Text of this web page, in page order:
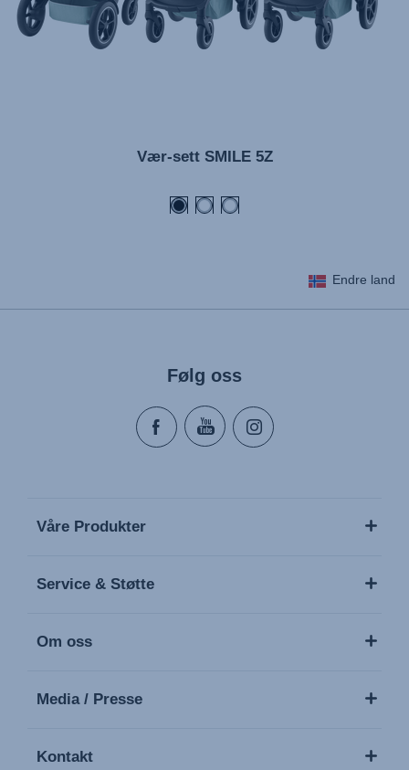
Инструкция за ползване (Български език)
Upute za uporabu (Hrvatski jezik)
Kasutusjuhend (Eesti keel)
Käyttöohjeet (Suomi)
Lietošanas instrukcija (Latviešu valoda)
Naudojimo instrukcija (Lietuvių kalba)
Instrucţiuni de utilizare (Limba română)
Uputstvo za korišcenje (Srpski)
Navodila za uporabo (Slovenščina)
Vær-sett SMILE 5Z
Endre land
Følg oss
Våre Produkter
Service & Støtte
Om oss
Media / Presse
Kontakt